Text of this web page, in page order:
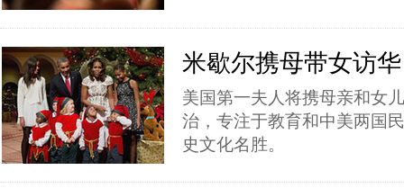
米歇尔携母带女访
美国第一夫人将携母亲和女
治，专注于教育和中美两国
史文化名胜。